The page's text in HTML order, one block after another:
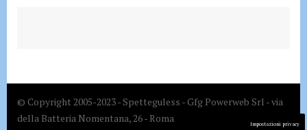
© Copyright 2005-2023 - Spetteguless - Gfg Powerweb Srl - via
della Batteria Nomentana, 26 - Roma
Impostazioni privacy